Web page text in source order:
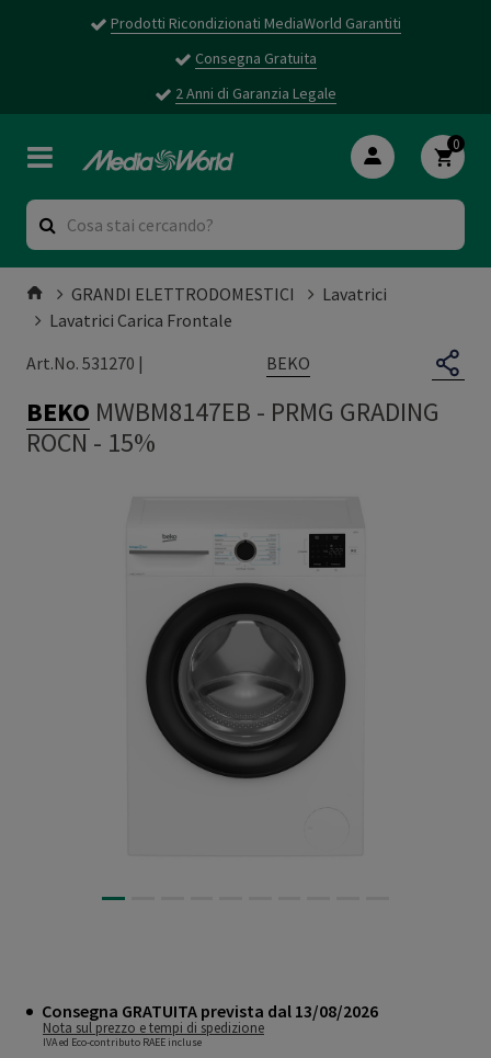
Prodotti Ricondizionati MediaWorld Garantiti
Consegna Gratuita
2 Anni di Garanzia Legale
0
GRANDI ELETTRODOMESTICI
Lavatrici
Lavatrici Carica Frontale
Art.No. 531270 |
BEKO
BEKO MWBM8147EB - PRMG GRADING
ROCN - 15%
Consegna GRATUITA prevista dal 13/08/2026
Nota sul prezzo e tempi di spedizione
IVA ed Eco-contributo RAEE incluse